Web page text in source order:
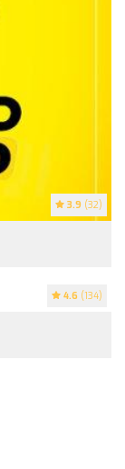
3.9 (32)
4.6 (134)